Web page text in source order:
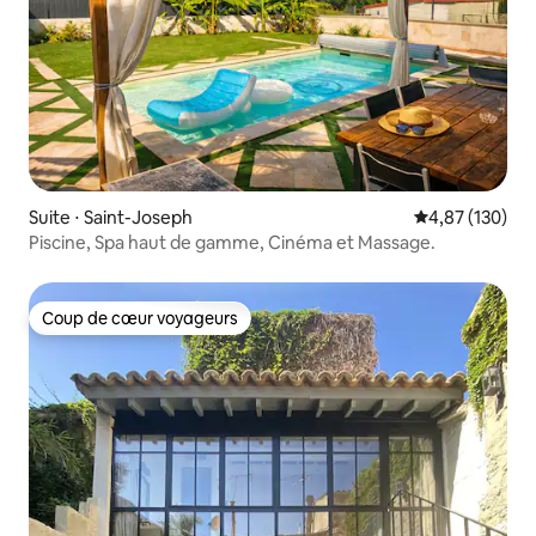
Suite ⋅ Saint-Joseph Évaluation
4,87 (130)
Piscine, Spa haut de gamme, Cinéma et Massage.
Coup de cœur voyageurs
Coup de cœur voyageurs